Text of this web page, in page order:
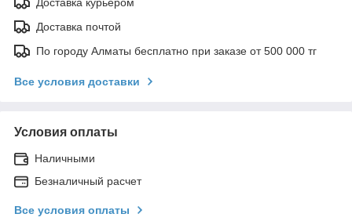
Доставка почтой
По городу Алматы бесплатно при заказе от 500 000 тг
Все условия доставки
Условия оплаты
Наличными
Безналичный расчет
Все условия оплаты